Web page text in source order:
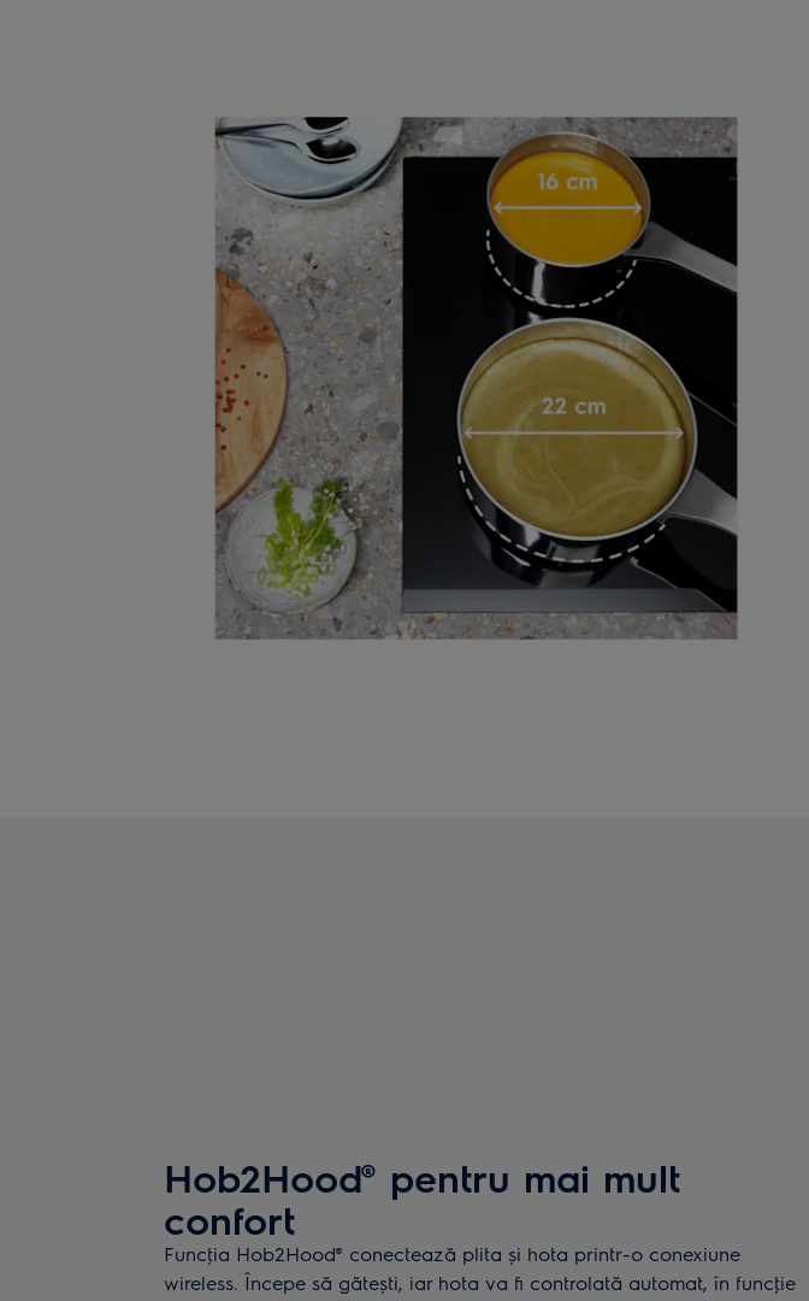
Hob2Hood® pentru mai mult
confort
Funcţia Hob2Hood® conectează plita și hota printr-o conexiune
wireless. Începe să gătești, iar hota va fi controlată automat, în funcţie